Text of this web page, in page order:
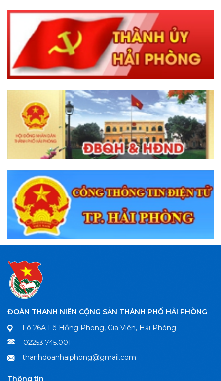
ĐOÀN THANH NIÊN CỘNG SẢN THÀNH PHỐ HẢI PHÒNG
Lô 26A Lê Hồng Phong, Gia Viên, Hải Phòng
02253.745.001
thanhdoanhaiphong@gmail.com
Thông tin